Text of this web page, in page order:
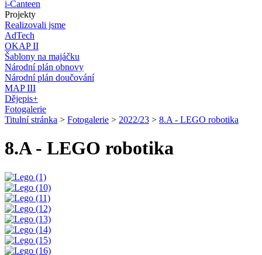
i-Canteen
Projekty
Realizovali jsme
AdTech
OKAP II
Šablony na majáčku
Národní plán obnovy
Národní plán doučování
MAP III
Dějepis+
Fotogalerie
Titulní stránka > Fotogalerie > 2022/23 > 8.A - LEGO robotika
8.A - LEGO robotika